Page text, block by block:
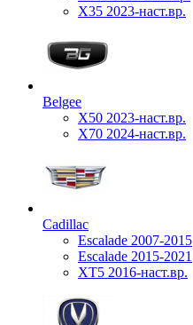
X35 2023-наст.вр.
Belgee
X50 2023-наст.вр.
X70 2024-наст.вр.
Cadillac
Escalade 2007-2015
Escalade 2015-2021
XT5 2016-наст.вр.